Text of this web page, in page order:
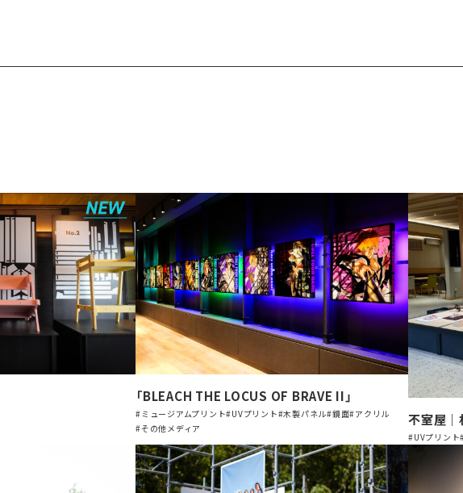
「BLEACH THE LOCUS OF BRAVE II」
#ミュージアムプリント#UVプリント#木製パネル#鏡面#アクリル
#その他メディア
不室屋｜
#UVプリント